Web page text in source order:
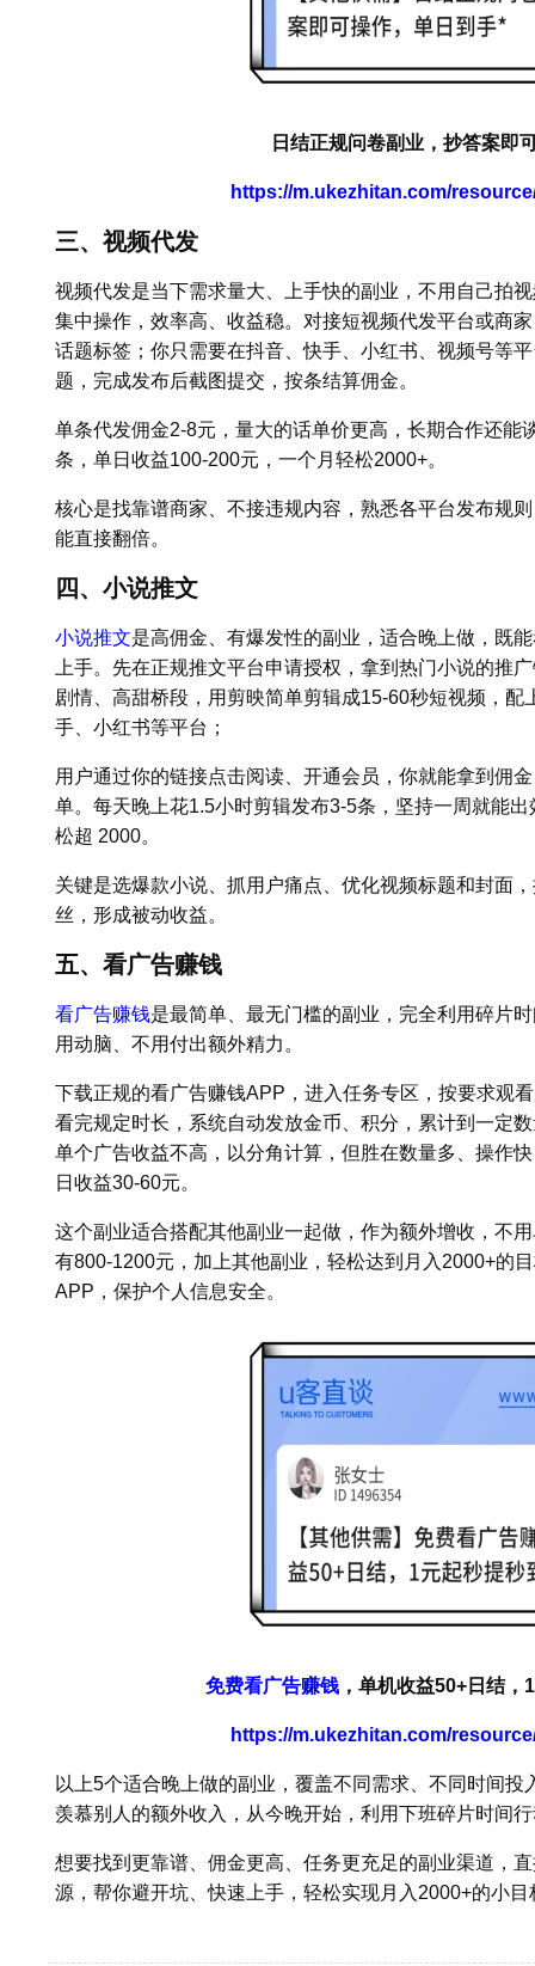
日结正规问卷副业，抄答案即
https://m.ukezhitan.com/
三、视频代发
视频代发是当下需求量大、上手快的副业，不用自己拍
集中操作，效率高、收益稳。对接短视频代发平台或商
话题标签；你只需要在抖音、快手、小红书、视频号等
题，完成发布后截图提交，按条结算佣金。
单条代发佣金2-8元，量大的话单价更高，长期合作还能
条，单日收益100-200元，一个月轻松2000+。
核心是找靠谱商家、不接违规内容，熟悉各平台发布规
能直接翻倍。
四、小说推文
小说推文是高佣金、有爆发性的副业，适合晚上做，既
上手。先在正规推文平台申请授权，拿到热门小说的推
剧情、高甜桥段，用剪映简单剪辑成15-60秒短视频，
手、小红书等平台；
用户通过你的链接点击阅读、开通会员，你就能拿到佣
单。每天晚上花1.5小时剪辑发布3-5条，坚持一周就能
松超 2000。
关键是选爆款小说、抓用户痛点、优化视频标题和封面
丝，形成被动收益。
五、看广告赚钱
看广告赚钱是最简单、最无门槛的副业，完全利用碎片
用动脑、不用付出额外精力。
下载正规的看广告赚钱APP，进入任务专区，按要求观
看完规定时长，系统自动发放金币、积分，累计到一定
单个广告收益不高，以分角计算，但胜在数量多、操作
日收益30-60元。
这个副业适合搭配其他副业一起做，作为额外增收，不
有800-1200元，加上其他副业，轻松达到月入2000+的
APP，保护个人信息安全。
免费看广告赚钱，单机收益50+日结，
https://m.ukezhitan.com/
以上5个适合晚上做的副业，覆盖不同需求、不同时间
羡慕别人的额外收入，从今晚开始，利用下班碎片时间
想要找到更靠谱、佣金更高、任务更充足的副业渠道，
源，帮你避开坑、快速上手，轻松实现月入2000+的小目